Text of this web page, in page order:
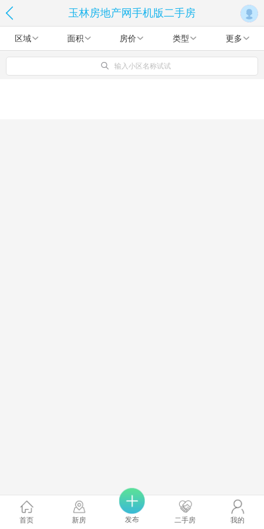
玉林房地产网手机版二手房
区域 面积 房价 类型 更多
输入小区名称试试
首页 新房 发布 二手房 我的